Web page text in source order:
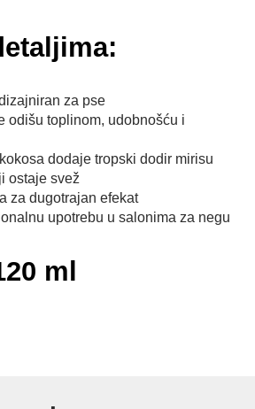
za pse
odišu toplinom, udobnošću i
dodaje tropski dodir mirisu
ostaje svež
za dugotrajan efekat
upotrebu u salonima za negu
ml